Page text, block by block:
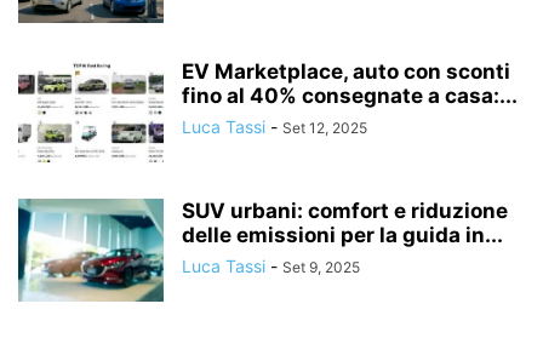
EV Marketplace, auto con sconti
fino al 40% consegnate a casa:...
Luca Tassi - Set 12, 2025
SUV urbani: comfort e riduzione
delle emissioni per la guida in...
Luca Tassi - Set 9, 2025